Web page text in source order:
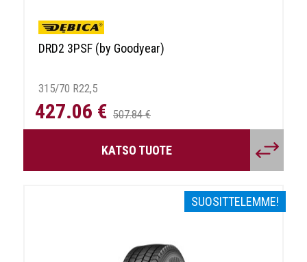
DRD2 3PSF (by Goodyear)
315/70 R22,5
427.06 € 507.84 €
KATSO TUOTE
SUOSITTELEMME!